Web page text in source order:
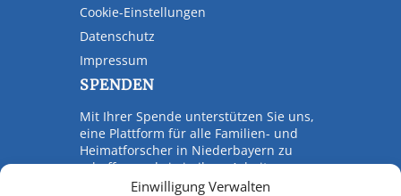
Einwilligung Verwalten
Cookie-Einstellungen
Datenschutz
Impressum
SPENDEN
Mit Ihrer Spende unterstützen Sie uns,
eine Plattform für alle Familien- und
Heimatforscher in Niederbayern zu
schaffen und sie in ihrer Arbeit zu
unterstützen.